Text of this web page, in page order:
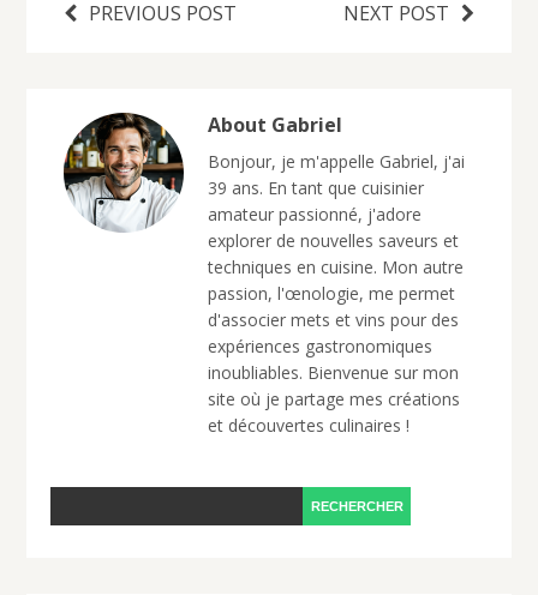
PREVIOUS POST NEXT POST
About Gabriel
Bonjour, je m'appelle Gabriel, j'ai
39 ans. En tant que cuisinier
amateur passionné, j'adore
explorer de nouvelles saveurs et
techniques en cuisine. Mon autre
passion, l'œnologie, me permet
d'associer mets et vins pour des
expériences gastronomiques
inoubliables. Bienvenue sur mon
site où je partage mes créations
et découvertes culinaires !